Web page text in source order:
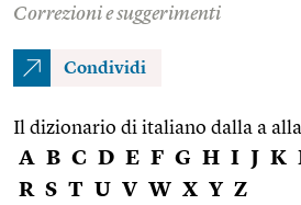
Correzioni e suggerimenti
Condividi
Il dizionario di italiano dalla a
A B C D E F G H I J K
R S T U V W X Y Z